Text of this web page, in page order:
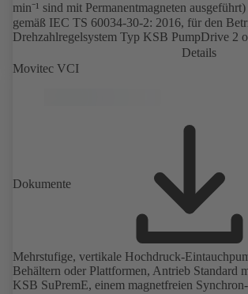
min⁻¹ sind mit Permanentmagneten
gemäß IEC TS 60034-30-2: 2016, für den
Drehzahlregelsystem Typ KSB PumpDrive 2
Details
Movitec VCI
Dokumente
Mehrstufige, vertikale Hochdruck-
Behältern oder Plattformen, Antrieb Standard
KSB SuPremE, einem magnetfreien